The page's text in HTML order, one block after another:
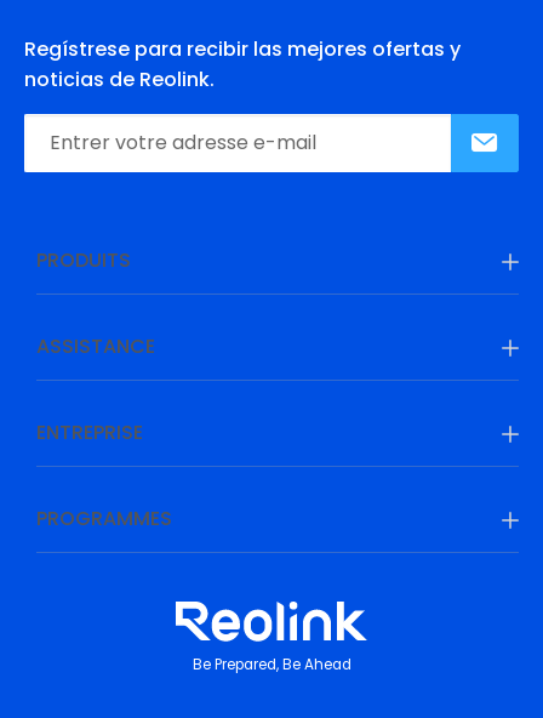
Regístrese para recibir las mejores ofertas y
noticias de Reolink.
PRODUITS
ASSISTANCE
ENTREPRISE
PROGRAMMES
Be Prepared, Be Ahead